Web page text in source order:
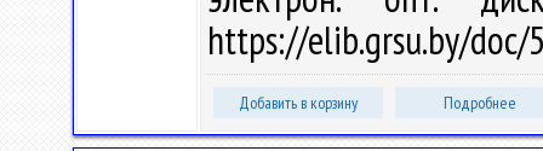
https://elib.grsu.by/doc/
Добавить в корзину Подробнее